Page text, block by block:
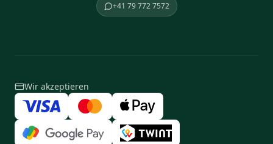
+41 79 772 7572
Wir akzeptieren